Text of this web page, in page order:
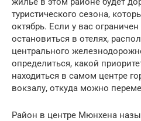
туристического сезона,
октябрь. Если у вас
остановиться в отелях,
центрального
определиться, какой
находиться в самом центре
вокзалу, откуда можно
Район в центре Мюнхена